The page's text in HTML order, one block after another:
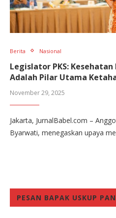
Berita Nasional
Legislator PKS:
Adalah Pilar Utama
November 29, 2025
Jakarta, JurnalBabel.com –
Byarwati, menegaskan upaya
PESAN BAPAK USKUP